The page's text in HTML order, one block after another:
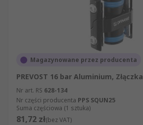
Magazynowane przez producenta
PREVOST 16 bar Aluminium, Złączka
Nr art. RS 628-134
Nr części producenta PPS SQUN25
Suma częściowa (1 sztuka)
81,72 zł(bez VAT)